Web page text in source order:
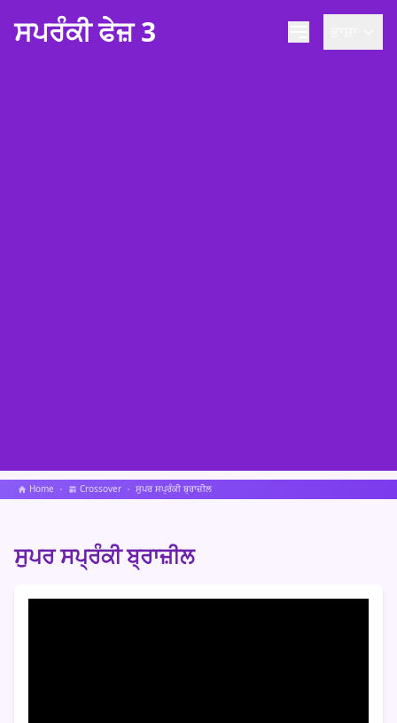
ਸਪਰੰਕੀ ਫੇਜ਼ 3
Home Crossover ਸੁਪਰ ਸਪ੍ਰੰਕੀ ਬ੍ਰਾਜ਼ੀਲ
ਸੁਪਰ ਸਪ੍ਰੰਕੀ ਬ੍ਰਾਜ਼ੀਲ